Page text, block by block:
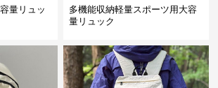
量リュッ
多機能収納軽量スポーツ用大容
量リュック